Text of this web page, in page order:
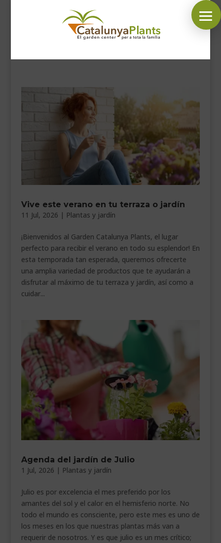
SÍGUENOS EN:
COMPLEMENTOS JARDÍN
CONTACTAR
BLOG
___________________________
VEURE EN CATALÀ
Vive este verano en tu terraza o jardín
11 Jul, 2026 | Plantas y jardín
¡Bienvenidos al Garden Catalunya Plants, el lugar
perfecto para recibir el verano en todo su esplendor! En
esta temporada tan esperada, queremos ofrecerte
una amplia variedad de productos que te ayudarán a
disfrutar al máximo de tu terraza y jardín, así como a
cuidar...
Agenda del jardín de Julio
1 Jul, 2026 | Plantas y jardín
Julio es por excelencia el mes preferido por los
amantes del sol y el calor en el hemisferio norte. No
todo el mundo es consciente, pero este mes es uno de
los meses en los que nuestras plantas más van a
requerir de nosotros. Y es que julio es un mes crítico;